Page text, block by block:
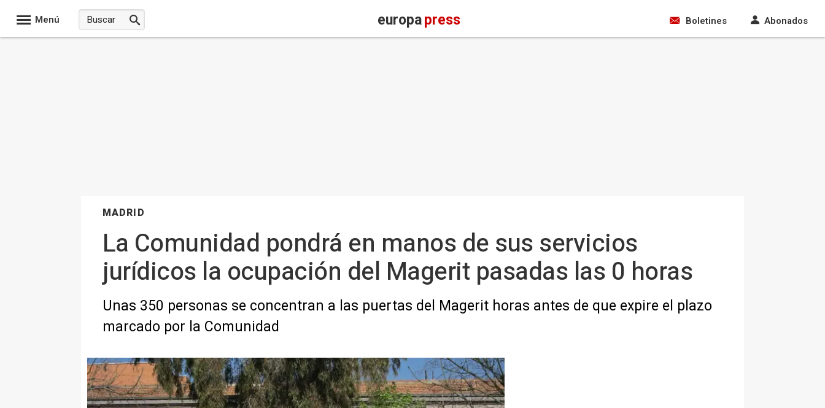
Menú europapress Boletines Abonados
MADRID
La Comunidad pondrá en manos de sus servicios
jurídicos la ocupación del Magerit pasadas las 0 horas
Unas 350 personas se concentran a las puertas del Magerit horas antes de que expire el plazo
marcado por la Comunidad